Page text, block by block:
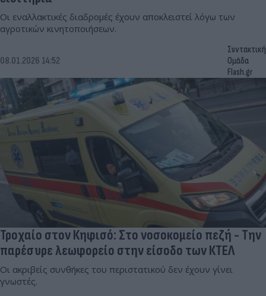
Oι εναλλακτικές διαδρομές έχουν αποκλειστεί λόγω των
αγροτικών κινητοποιήσεων.
08.01.2026 14:52
Συντακτική
Ομάδα
Flash.gr
Τροχαίο στον Κηφισό: Στο νοσοκομείο πεζή - Την
παρέσυρε λεωφορείο στην είσοδο των ΚΤΕΛ
Οι ακριβείς συνθήκες του περιστατικού δεν έχουν γίνει
γνωστές.